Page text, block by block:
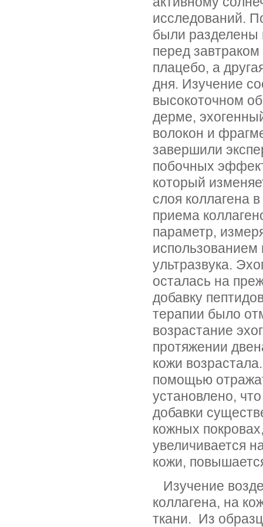
исследований.
были разделены
перед
плацебо, а
дня. Изучение
высокоточном
дерме,
волокон и
завершили
побочных
который
слоя коллагена
приема
параметр,
использованием
ультразвука.
осталась на
добавку
терапии было
возрастание
протяжении
кожи
помощью
установлено,
добавки
кожных
увеличивается
кожи,
Изучение
коллагена, на
ткани. Из